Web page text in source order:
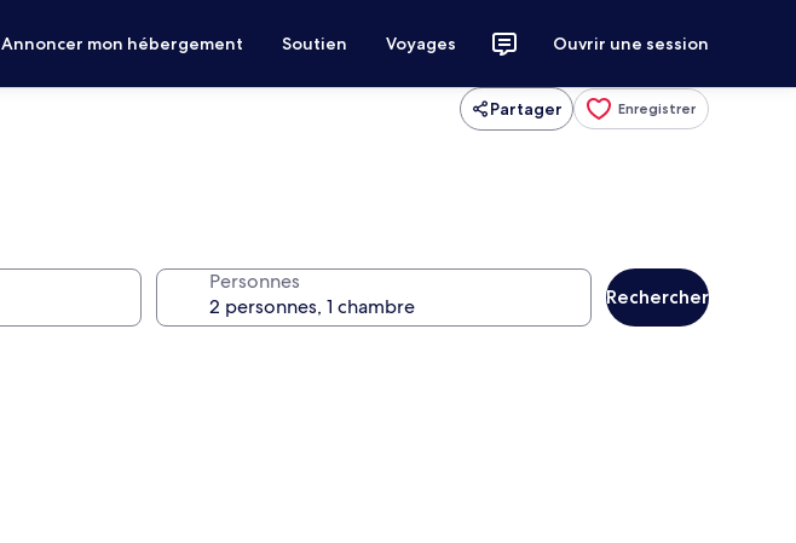
Annoncer mon hébergement Soutien Voyages Ouvrir une session
Partager Enregistrer
Personnes
Rechercher